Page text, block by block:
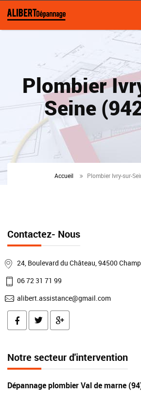
Plombier
Seine
Accueil Plombier Ivry-sur-
Contactez- Nous
24, Boulevard du Château, 94500
06 72 31 71 99
alibert.assistance@gmail.com
Notre secteur d'intervention
Dépannage plombier Val de marne